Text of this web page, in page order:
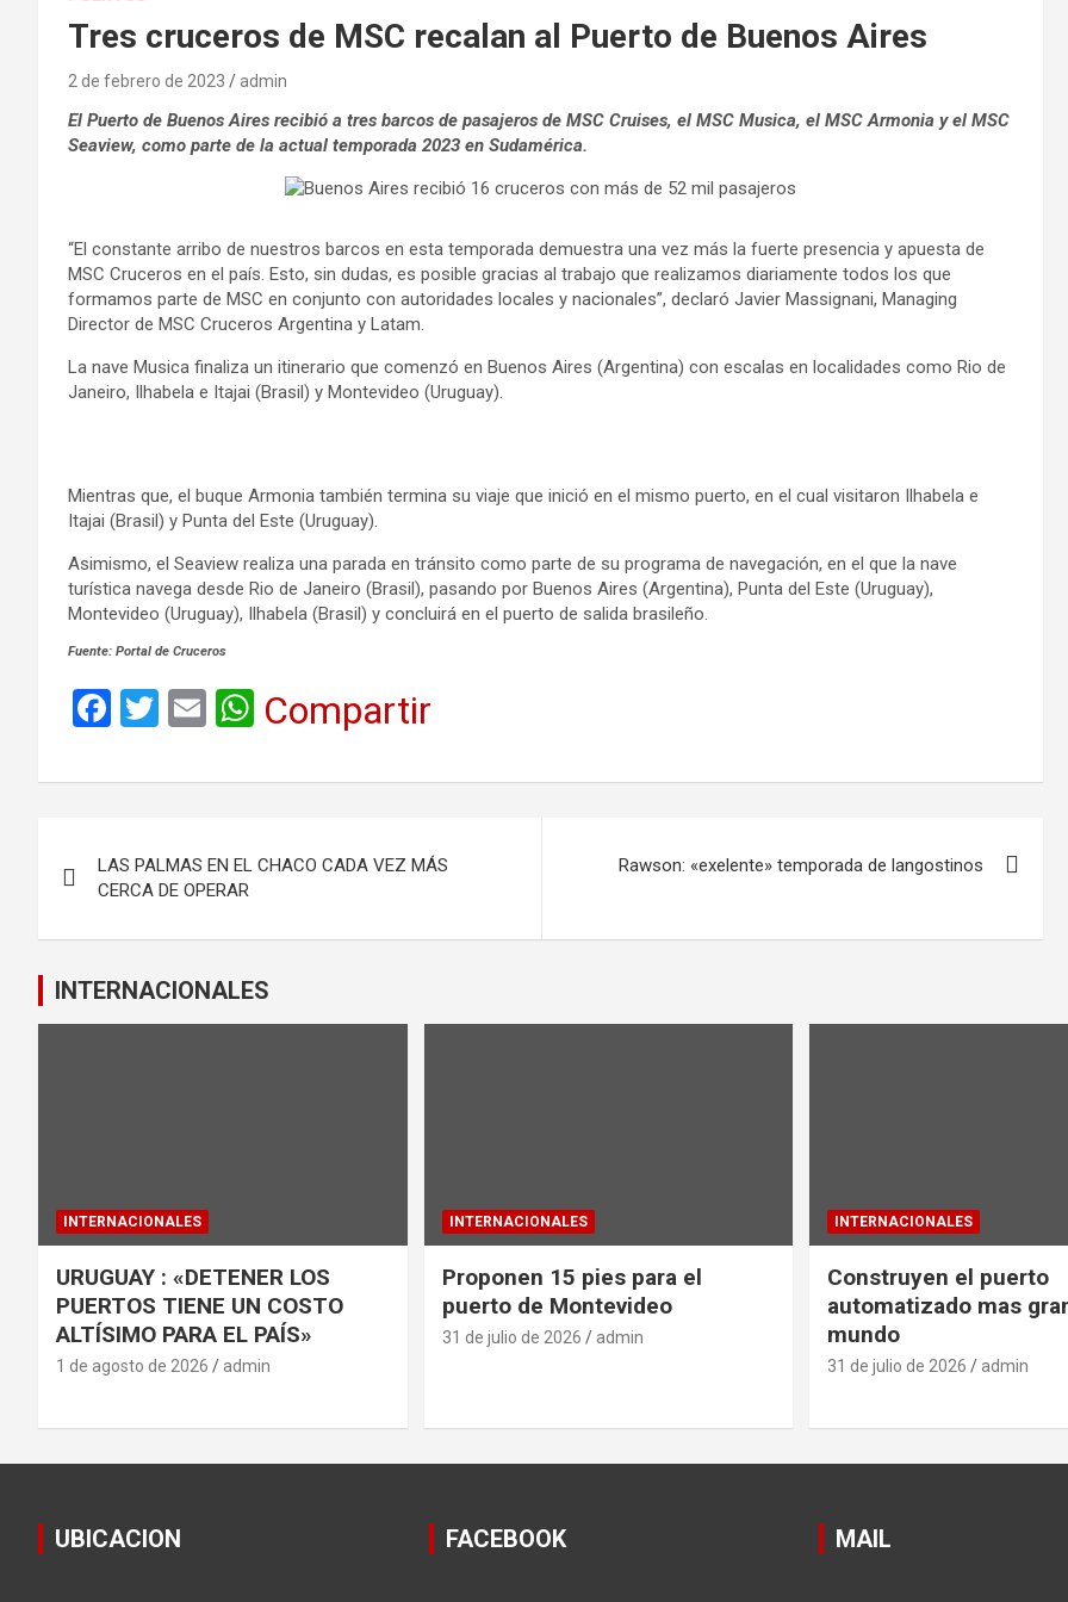
Tres cruceros de MSC recalan al Puerto de Buenos Aires
2 de febrero de 2023 admin
El Puerto de Buenos Aires recibió a tres barcos de pasajeros de MSC Cruises, el MSC Musica, el MSC Armonia y el MSC
Seaview, como parte de la actual temporada 2023 en Sudamérica.
“El constante arribo de nuestros barcos en esta temporada demuestra una vez más la fuerte presencia y apuesta de
MSC Cruceros en el país. Esto, sin dudas, es posible gracias al trabajo que realizamos diariamente todos los que
formamos parte de MSC en conjunto con autoridades locales y nacionales”, declaró Javier Massignani, Managing
Director de MSC Cruceros Argentina y Latam.
La nave Musica finaliza un itinerario que comenzó en Buenos Aires (Argentina) con escalas en localidades como Rio de
Janeiro, Ilhabela e Itajai (Brasil) y Montevideo (Uruguay).
Mientras que, el buque Armonia también termina su viaje que inició en el mismo puerto, en el cual visitaron Ilhabela e
Itajai (Brasil) y Punta del Este (Uruguay).
Asimismo, el Seaview realiza una parada en tránsito como parte de su programa de navegación, en el que la nave
turística navega desde Rio de Janeiro (Brasil), pasando por Buenos Aires (Argentina), Punta del Este (Uruguay),
Montevideo (Uruguay), Ilhabela (Brasil) y concluirá en el puerto de salida brasileño.
Fuente: Portal de Cruceros
F
ce
o
o
k
T
tt
E
ail
W
at
A
p
Compartir
de
entradas
LAS PALMAS EN EL CHACO CADA VEZ MÁS
CERCA DE OPERAR
Rawson: «exelente» temporada de langostinos
INTERNACIONALES
INTERNACIONALES
URUGUAY : «DETENER LOS
PUERTOS TIENE UN COSTO
ALTÍSIMO PARA EL PAÍS»
1 de agosto de 2026 admin
INTERNACIONALES
Proponen 15 pies para el
puerto de Montevideo
31 de julio de 2026 admin
INTERNACIONALES
Construyen el puerto
automatizado mas
mundo
31 de julio de 2026 admin
UBICACION FACEBOOK MAIL